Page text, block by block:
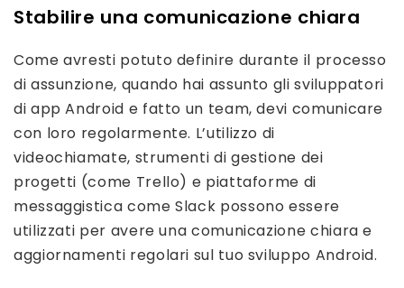
Stabilire una comunicazione chiara
Come avresti potuto definire durante il processo
di assunzione, quando hai assunto gli sviluppatori
di app Android e fatto un team, devi comunicare
con loro regolarmente. L’utilizzo di
videochiamate, strumenti di gestione dei
progetti (come Trello) e piattaforme di
messaggistica come Slack possono essere
utilizzati per avere una comunicazione chiara e
aggiornamenti regolari sul tuo sviluppo Android.